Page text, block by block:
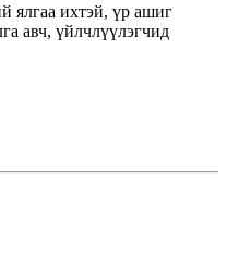
ялгаа ихтэй, үр ашиг
авч, үйлчлүүлэгчид